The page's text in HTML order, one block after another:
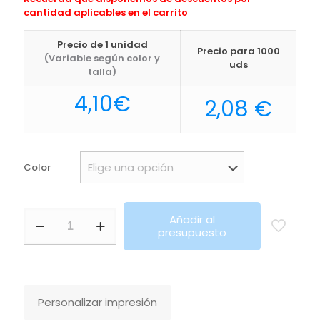
cantidad aplicables en el carrito
Precio de 1 unidad
(Variable según color y
talla)
Precio para 1000
uds
4,10€ 2,08 €
Color
Milán
Makito
Añadir al
presupuesto
Personalizar impresión